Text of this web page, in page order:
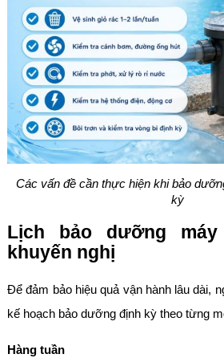
Các vấn đề cần thực hiện khi bảo
kỳ
Lịch bảo dưỡng
khuyến nghị
Để đảm bảo hiệu quả vận hành lâu dài,
kế hoạch bảo dưỡng định kỳ theo từng
Hàng tuần